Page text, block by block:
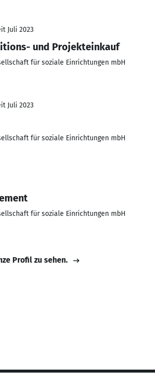
Juli 2023
und Projekteinkauf
für soziale Einrichtungen mbH
Juli 2023
für soziale Einrichtungen mbH
für soziale Einrichtungen mbH
Profil zu sehen.